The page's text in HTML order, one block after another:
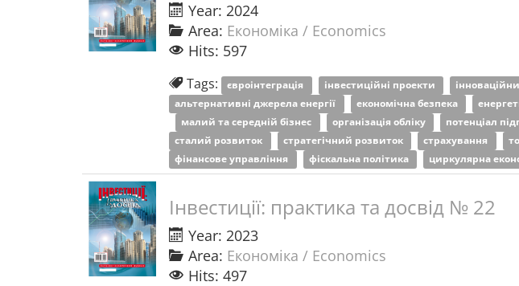
Year: 2024
Area: Економіка / Economics
Hits: 597
Tags: євроінтеграція інвестиційні проекти
альтернативні джерела енергії
економічна безпека
малий та середній бізнес
організація обліку потенціал
сталий розвиток
стратегічний розвиток страхування
фінансове управління
фіскальна політика циркулярна
Інвестиції: практика та досвід № 22
Year: 2023
Area: Економіка / Economics
Hits: 497